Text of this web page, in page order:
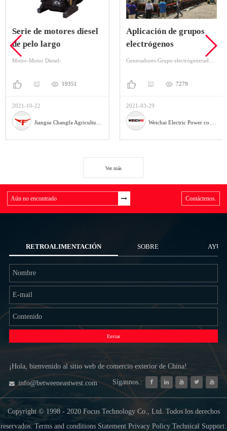
Serie de motores diesel
de pelo largo
Motor-Motor Diesel-
19351
2021-10-22
Jiangsu Changfa Agricultural Equipment Holding Co., Ltd
Aplicación de grupos
electrógenos
Generadores-Grupo electrógenerador-Grupo electrógeno Diesel
7279
2021-03-29
Weichai Electric Power co., Ltd.
Ver más
Contáctenos.
RETROALIMENTACIÓN SOBRE
NOSOTROS
Enviar
¡Hola, bienvenido al sitio web de comercio exterior de China!
info@betweeneastwest.com Sígannos.:
Copyright © 1998 - 2020 Focus Technology Co., Ltd. Todos los derechos
reservados. Terms and conditions Statement Privacy Policy Technical Support: